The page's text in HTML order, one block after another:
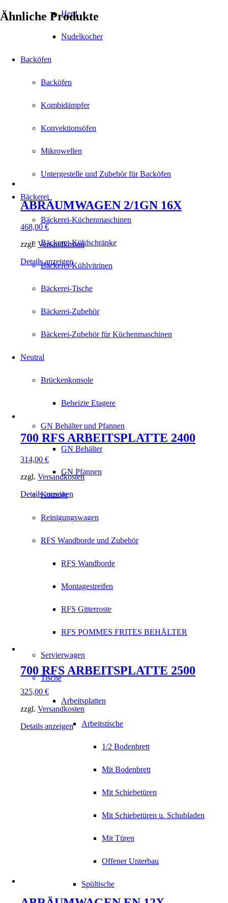
Herd
Nudelkocher
Backöfen
Backöfen
Kombidämpfer
Konvektionsöfen
Mikrowellen
Untergestelle und Zubehör für Backöfen
Bäckerei
Bäckerei-Küchenmaschinen
Bäckerei-Kühlschränke
Bäckerei-Kühlvitrinen
Bäckerei-Tische
Bäckerei-Zubehör
Bäckerei-Zubehör für Küchenmaschinen
Neutral
Brückenkonsole
Beheizte Etagere
GN Behälter und Pfannen
GN Behälter
GN Pfannen
Konsole
Reinigungswagen
RFS Wandborde und Zubehör
RFS Wandborde
Montagestreifen
RFS Gitterroste
RFS POMMES FRITES BEHÄLTER
Servierwagen
Tische
Arbeitsplatten
Arbeitstische
1/2 Bodenbrett
Mit Bodenbrett
Mit Schiebetüren
Mit Schiebetüren u. Schubladen
Mit Türen
Offener Unterbau
Spültische
Ähnliche Produkte
ABRÄUMWAGEN 2/1GN 16X
468,00 €
zzgl. Versandkosten
Details anzeigen
700 RFS ARBEITSPLATTE 2400
314,00 €
zzgl. Versandkosten
Details anzeigen
700 RFS ARBEITSPLATTE 2500
325,00 €
zzgl. Versandkosten
Details anzeigen